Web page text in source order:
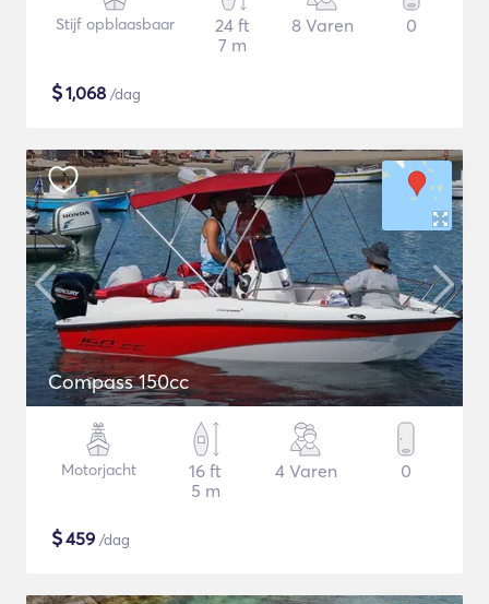
Stijf opblaasbaar
24 ft
7 m
8 Varen 0
$1,068 /dag
Compass 150cc
Motorjacht
16 ft
5 m
4 Varen 0
$459 /dag